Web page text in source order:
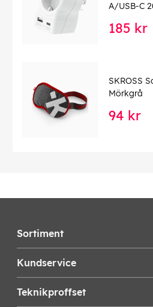
A/USB-C
185 kr
SKROSS
Mörkgrå
94 kr
Sortiment
Kundservice
Teknikproffset